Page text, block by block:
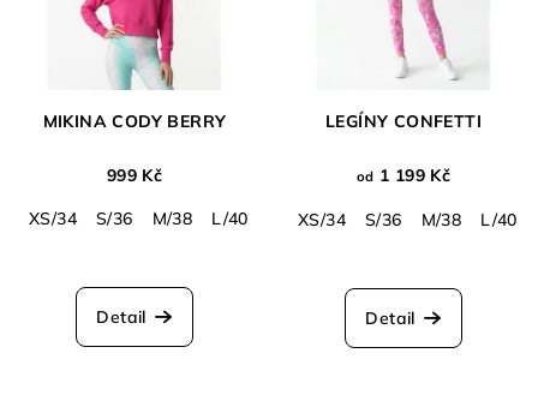
MIKINA CODY BERRY
999 Kč
XS/34
S/36 M/38 L/40 XL/42
Detail
LEGÍNY CONFETTI
od 1 199 Kč
XS/34 S/36 M/38 L/40
Detail